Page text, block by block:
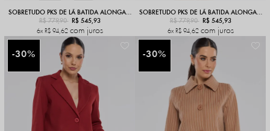
SOBRETUDO PKS DE LÃ BATIDA ALONGADO GRAFITE
R$ 779,90
R$ 545,93
6x R$ 94,62 com juros
SOBRETUDO PKS DE LÃ BATIDA ALONGADO RISCA DE GIZ BEGE
R$ 779,90
R$ 545,93
6x R$ 94,62 com juros
30% 30%